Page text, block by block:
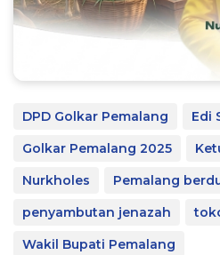
DPD Golkar Pemalang
Edi
Golkar Pemalang 2025
Nurkholes
Pemalang
penyambutan jenazah
Wakil Bupati Pemalang